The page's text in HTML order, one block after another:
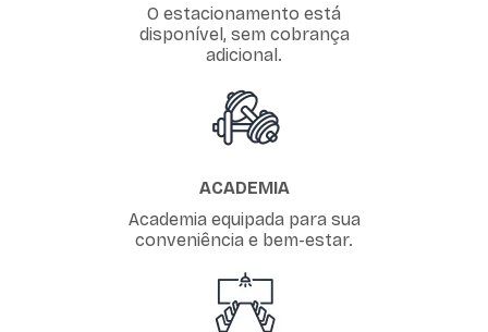
O estacionamento está
disponível, sem cobrança
adicional.
ACADEMIA
Academia equipada para sua
conveniência e bem-estar.